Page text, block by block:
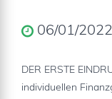
06/01/2022
DER ERSTE
individuellen